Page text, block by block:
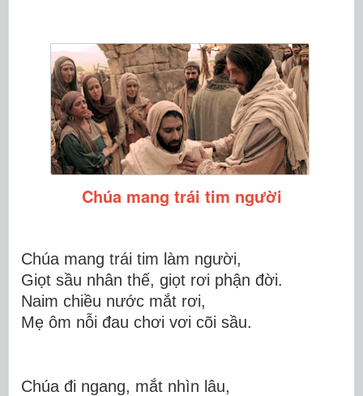
Chúa mang trái tim người
Chúa mang trái tim làm người,
Giọt sầu nhân thế, giọt rơi phận đời.
Naim chiều nước mắt rơi,
Mẹ ôm nỗi đau chơi vơi cõi sầu.
Chúa đi ngang, mắt nhìn lâu,